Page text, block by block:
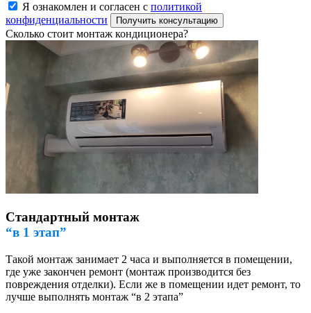
Я ознакомлен и согласен с политикой
конфиденциальности
Получить консультацию
Сколько стоит монтаж кондиционера?
Стандартный монтаж
“в 1 этап”
Такой монтаж занимает 2 часа и выполняется в помещении,
где уже закончен ремонт (монтаж производится без
повреждения отделки). Если же в помещении идет ремонт, то
лучше выполнять монтаж “в 2 этапа”